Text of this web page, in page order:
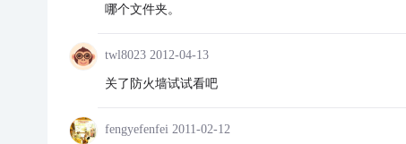
哪个文件夹。
twl8023 2012-04-13
关了防火墙试试看吧
fengyefenfei 2011-02-12